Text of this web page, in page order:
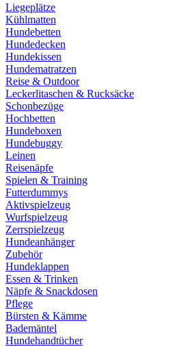
Liegeplätze
Kühlmatten
Hundebetten
Hundedecken
Hundekissen
Hundematratzen
Reise & Outdoor
Leckerlitaschen & Rucksäcke
Schonbezüge
Hochbetten
Hundeboxen
Hundebuggy
Leinen
Reisenäpfe
Spielen & Training
Futterdummys
Aktivspielzeug
Wurfspielzeug
Zerrspielzeug
Hundeanhänger
Zubehör
Hundeklappen
Essen & Trinken
Näpfe & Snackdosen
Pflege
Bürsten & Kämme
Bademäntel
Hundehandtücher